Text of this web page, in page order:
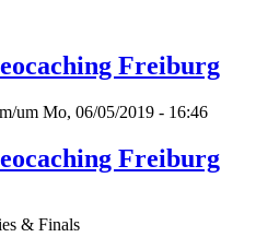
Freiburg
um Mo, 06/05/2019 - 16:46
Freiburg
& Finals